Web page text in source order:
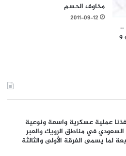
و
مخاوف الحسم
2011-09-12
عملية عسكرية واسعة ونوعية
في مناطق الرويك والعبر
لما يسمى الفرقة الأولى والثالثة